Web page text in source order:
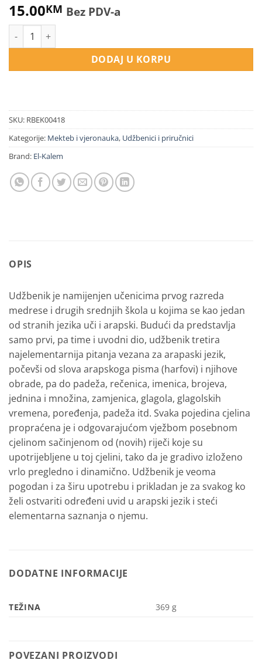
15.00KM Bez PDV-a
Udžbenik arapskog jezika za 1 razred medrese količina
DODAJ U KORPU
SKU: RBEK00418
Kategorije: Mekteb i vjeronauka, Udžbenici i priručnici
Brand: El-Kalem
OPIS
Udžbenik je namijenjen učenicima prvog razreda
medrese i drugih srednjih škola u kojima se kao jedan
od stranih jezika uči i arapski. Budući da predstavlja
samo prvi, pa time i uvodni dio, udžbenik tretira
najelementarnija pitanja vezana za arapaski jezik,
počevši od slova arapskoga pisma (harfovi) i njihove
obrade, pa do padeža, rečenica, imenica, brojeva,
jednina i množina, zamjenica, glagola, glagolskih
vremena, poređenja, padeža itd. Svaka pojedina cjelina
propraćena je i odgovarajućom vježbom posebnom
cjelinom sačinjenom od (novih) riječi koje su
upotrijebljene u toj cjelini, tako da je gradivo izloženo
vrlo pregledno i dinamično. Udžbenik je veoma
pogodan i za širu upotrebu i prikladan je za svakog ko
želi ostvariti određeni uvid u arapski jezik i steći
elementarna saznanja o njemu.
DODATNE INFORMACIJE
TEŽINA 369 g
POVEZANI PROIZVODI